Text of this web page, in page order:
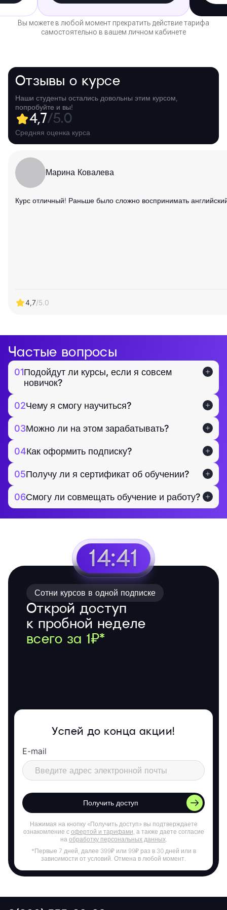
Вы можете в любой момент прекратить действие тарифа
самостоятельно в вашем личном кабинете
Отзывы о курсе
Наши студенты остались довольны этим курсом,
попробуйте и вы!
4,7/5.0
Средняя оценка курса
Марина Ковалева
Курс отличный! Раньше было сложно воспринимать
4,7/5.0
Частые вопросы
01Подойдут ли курсы, если я совсем
новичок?
02Чему я смогу научиться?
03Можно ли на этом зарабатывать?
04Как оформить подписку?
05Получу ли я сертификат об обучении?
06Смогу ли совмещать обучение и работу?
14:40
Открой доступ
к пробной неделе
всего за 1₽*
Сотни курсов в одной подписке
Успей до конца акции!
E-mail
Получить доступ
Нажимая на кнопку «Получить доступ» вы подтверждаете
ознакомление с офертой и тарифами , а также даете согласие
на обработку персональных данных.
*Первые 7 дней, далее 399₽ или 99₽ раз в 30 дней или в
зависимости от условий. Отмена в любой момент.